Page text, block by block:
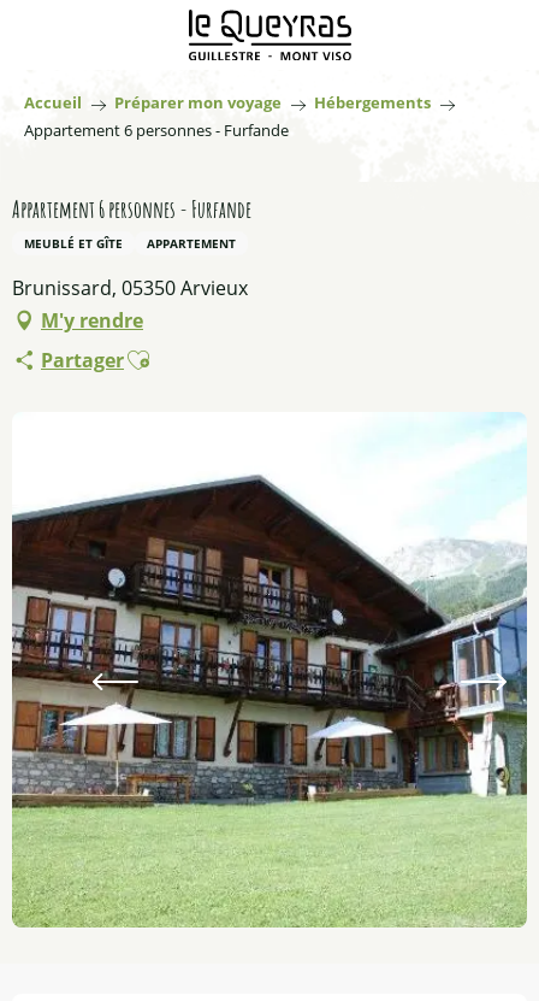
principal
Accueil Préparer mon voyage
Hébergements
Appartement 6 personnes - Furfande
Appartement 6 personnes - Furfande
MEUBLÉ ET GÎTE APPARTEMENT
Brunissard, 05350 Arvieux
M'y rendre
PartagerAjouter aux favoris